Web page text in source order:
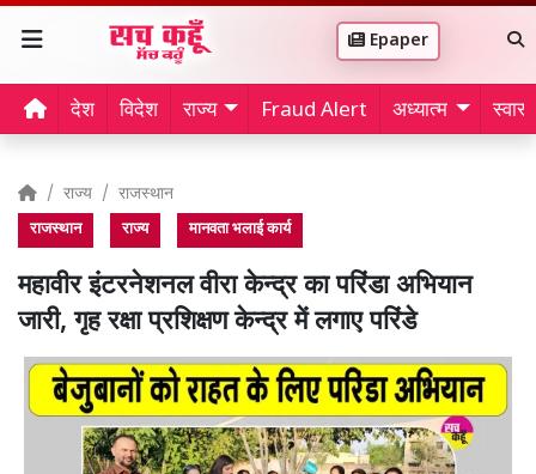
Epaper
देश विदेश राज्य Fraud Alert अध्यात्म
राज्य राजस्थान
राजस्थान राज्य मानवता भलाई कार्य
महावीर इंटरनेशनल वीरा केन्द्र का परिंडा अभियान
जारी, गृह रक्षा प्रशिक्षण केन्द्र में लगाए परिंडे